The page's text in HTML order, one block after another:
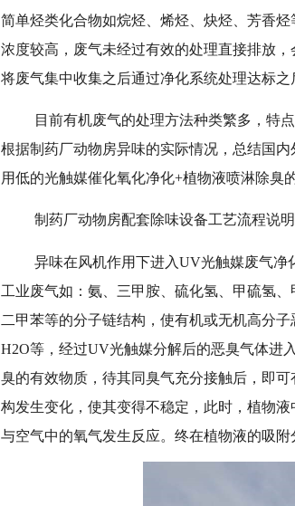
简单烃类化合物如烷烃、烯烃、炔烃、芳香
浓度较高，废气未经过有效的处理直接排放
将废气集中收集之后通过净化系统处理达标之
目前有机废气的处理方法种类繁多，特
根据制药厂动物房异味的实际情况，总结国
用低的光触媒催化氧化净化+植物液喷淋除臭
制药厂动物房配套除味设备工艺流程说明
异味在风机作用下进入UV光触媒废气
工业废气如：氨、三甲胺、硫化氢、甲硫氢
二甲苯等的分子链结构，使有机或无机高分
H2O等，经过UV光触媒分解后的恶臭气体进
臭的有效物质，待其同臭气充分接触后，即
构发生变化，使其变得不稳定，此时，植物
与空气中的氧气发生反应。终在植物液的吸